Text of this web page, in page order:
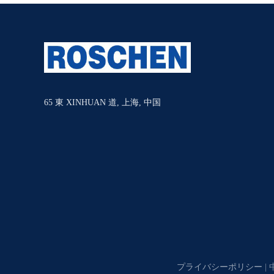
65 東 XINHUAN 道, 上海, 中国
プライバシーポリシー |